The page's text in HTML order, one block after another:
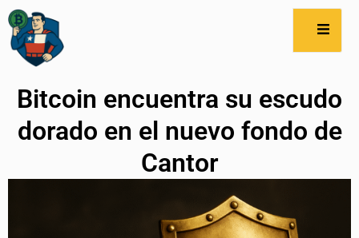
Bitcoin encuentra su escudo
dorado en el nuevo fondo de
Cantor